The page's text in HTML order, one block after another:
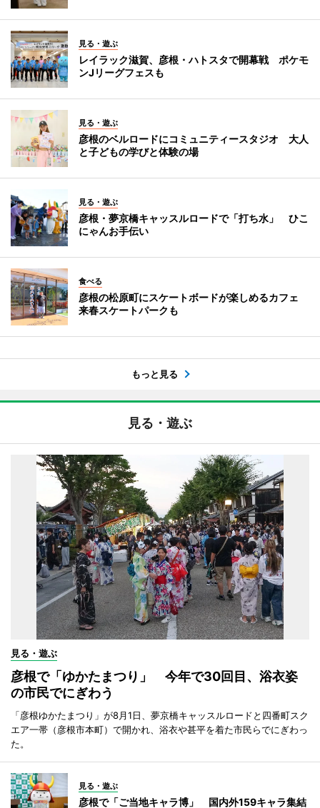
見る・遊ぶ
レイラック滋賀、彦根・ハトスタで開幕戦 ポケモ
ンJリーグフェスも
見る・遊ぶ
彦根のベルロードにコミュニティースタジオ 大人
と子どもの学びと体験の場
見る・遊ぶ
彦根・夢京橋キャッスルロードで「打ち水」 ひこ
にゃんお手伝い
食べる
彦根の松原町にスケートボードが楽しめるカフェ
来春スケートパークも
もっと見る
見る・遊ぶ
見る・遊ぶ
彦根で「ゆかたまつり」 今年で30回目、浴衣姿
の市民でにぎわう
「彦根ゆかたまつり」が8月1日、夢京橋キャッスルロードと四番町スク
エア一帯（彦根市本町）で開かれ、浴衣や甚平を着た市民らでにぎわっ
た。
見る・遊ぶ
彦根で「ご当地キャラ博」 国内外159キャラ集結